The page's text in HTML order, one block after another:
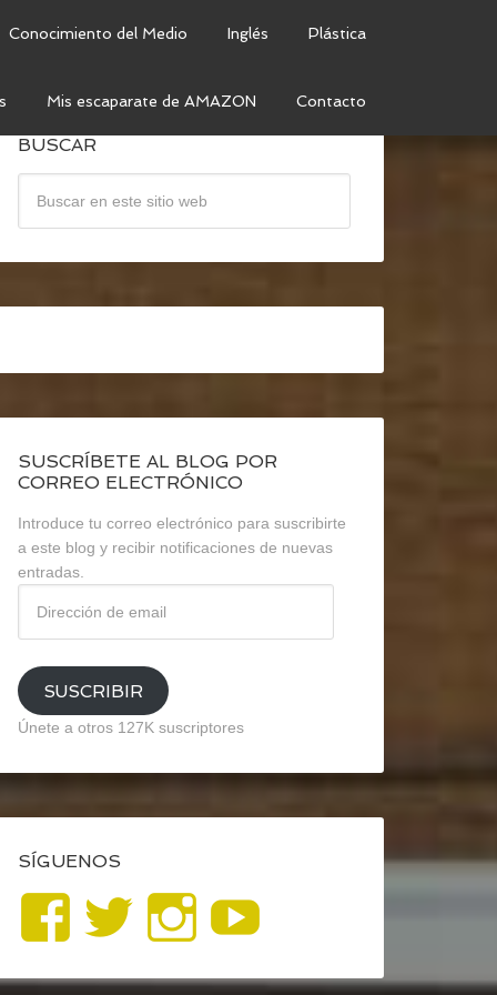
Conocimiento del Medio Inglés Plástica
Mis escaparate de AMAZON Contacto
BUSCAR
SUSCRÍBETE AL BLOG POR
CORREO ELECTRÓNICO
Introduce tu correo electrónico para suscribirte
a este blog y recibir notificaciones de nuevas
entradas.
email
SUSCRIBIR
Únete a otros 127K suscriptores
SÍGUENOS
Ver
perfil
Ver
perfil
Ver
perfil